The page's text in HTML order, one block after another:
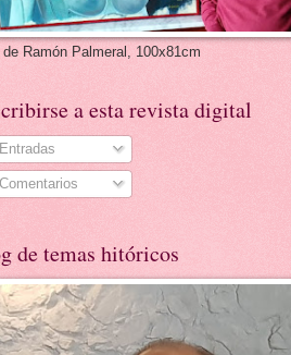
de Ramón Palmeral, 100x81cm
a esta revista digital
Entradas
Comentarios
de temas hitóricos